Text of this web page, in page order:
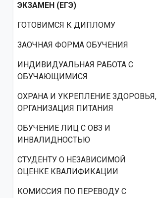
ЭКЗАМЕН (ЕГЭ)
ГОТОВИМСЯ К ДИПЛОМУ
ЗАОЧНАЯ ФОРМА ОБУЧЕНИЯ
ИНДИВИДУАЛЬНАЯ РАБОТА С
ОБУЧАЮЩИМИСЯ
ОХРАНА И УКРЕПЛЕНИЕ ЗДОРОВЬЯ,
ОРГАНИЗАЦИЯ ПИТАНИЯ
ОБУЧЕНИЕ ЛИЦ С ОВЗ И
ИНВАЛИДНОСТЬЮ
СТУДЕНТУ О НЕЗАВИСИМОЙ
ОЦЕНКЕ КВАЛИФИКАЦИИ
КОМИССИЯ ПО ПЕРЕВОДУ С